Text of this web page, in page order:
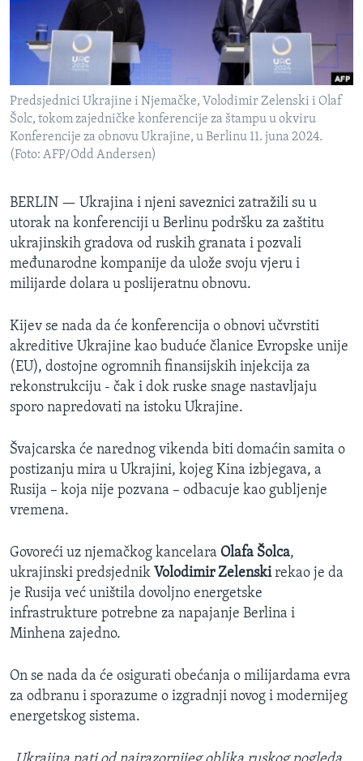
SPORT
INTERVJU
Predsjednici Ukrajine i Njemačke, Volodimir Zelenski i Olaf
Šolc, tokom zajedničke konferencije za štampu u okviru
Konferencije za obnovu Ukrajine, u Berlinu 11. juna 2024.
(Foto: AFP/Odd Andersen)
BERLIN — Ukrajina i njeni saveznici zatražili su u
utorak na konferenciji u Berlinu podršku za zaštitu
ukrajinskih gradova od ruskih granata i pozvali
međunarodne kompanije da ulože svoju vjeru i
milijarde dolara u poslijeratnu obnovu.
Kijev se nada da će konferencija o obnovi učvrstiti
akreditive Ukrajine kao buduće članice Evropske unije
(EU), dostojne ogromnih finansijskih injekcija za
rekonstrukciju - čak i dok ruske snage nastavljaju
sporo napredovati na istoku Ukrajine.
Švajcarska će narednog vikenda biti domaćin samita o
postizanju mira u Ukrajini, kojeg Kina izbjegava, a
Rusija – koja nije pozvana – odbacuje kao gubljenje
vremena.
Govoreći uz njemačkog kancelara Olafa Šolca,
ukrajinski predsjednik Volodimir Zelenskirekao je da
je Rusija već uništila dovoljno energetske
infrastrukture potrebne za napajanje Berlina i
Minhena zajedno.
On se nada da će osigurati obećanja o milijardama evra
za odbranu i sporazume o izgradnji novog i modernijeg
energetskog sistema.